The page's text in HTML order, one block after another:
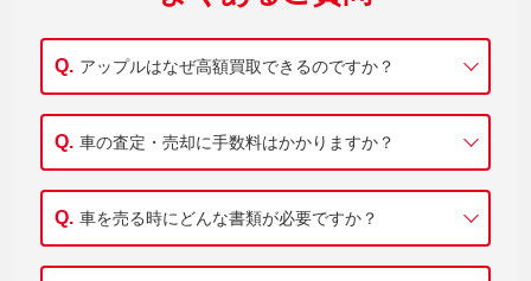
アップルはなぜ高額買取できるのですか？
車の査定・売却に手数料はかかりますか？
車を売る時にどんな書類が必要ですか？